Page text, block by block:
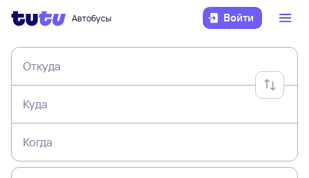
Автобусы Войти
Откуда
Куда
Когда